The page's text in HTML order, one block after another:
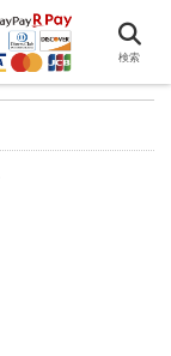
検索